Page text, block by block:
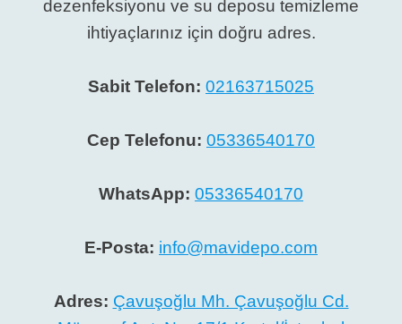
dezenfeksiyonu ve su deposu temizleme
ihtiyaçlarınız için doğru adres.
Sabit Telefon: 02163715025
Cep Telefonu: 05336540170
WhatsApp: 05336540170
E-Posta: info@mavidepo.com
Adres: Çavuşoğlu Mh. Çavuşoğlu Cd.